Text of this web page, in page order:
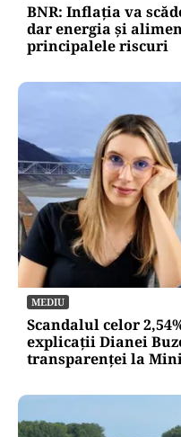
BNR: Inflația va
dar energia și
principalele riscuri
MEDIU
Scandalul celor
explicații Dianei
transparenței la